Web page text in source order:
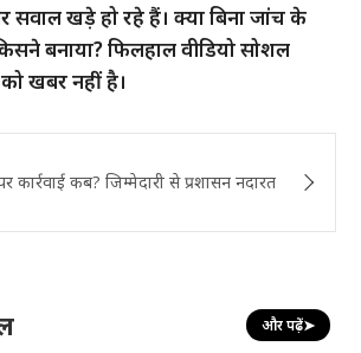
सवाल खड़े हो रहे हैं। क्या बिना जांच के
बनाया? फिलहाल वीडियो सोशल
खबर नहीं है।
कार्रवाई कब? जिम्मेदारी से प्रशासन नदारत
और पढ़ें➤